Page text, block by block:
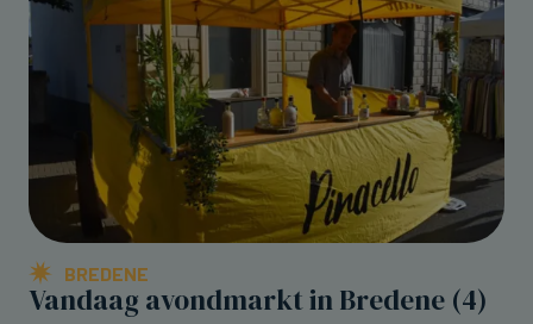
BREDENE
Vandaag avondmarkt in Bredene (4)